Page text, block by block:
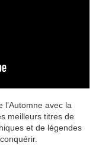
avec la
meilleurs titres de
et de légendes